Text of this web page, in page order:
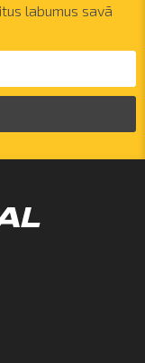
labumus savā